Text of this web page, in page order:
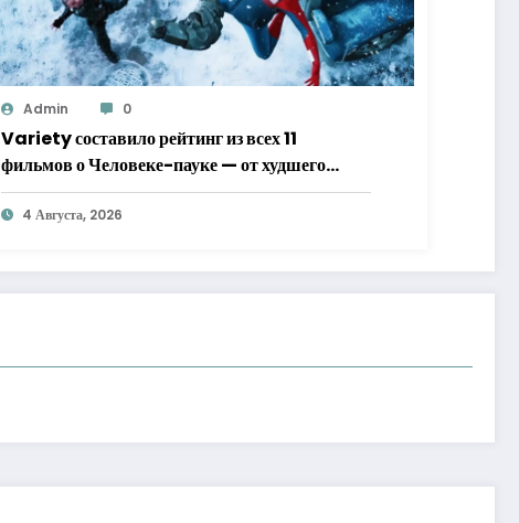
Admin 0
Variety составило рейтинг из всех 11
фильмов о Человеке-пауке — от худшего
к лучшему
4 Августа, 2026